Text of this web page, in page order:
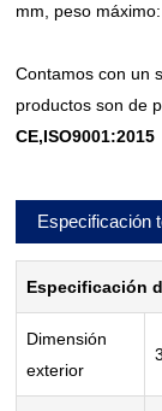
mm,
Contamos con un
productos son de
CE,ISO9001:2015
Especificación
Especificación
Dimensión
exterior